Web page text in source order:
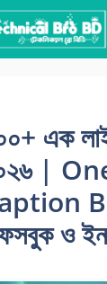
এক
|
ও